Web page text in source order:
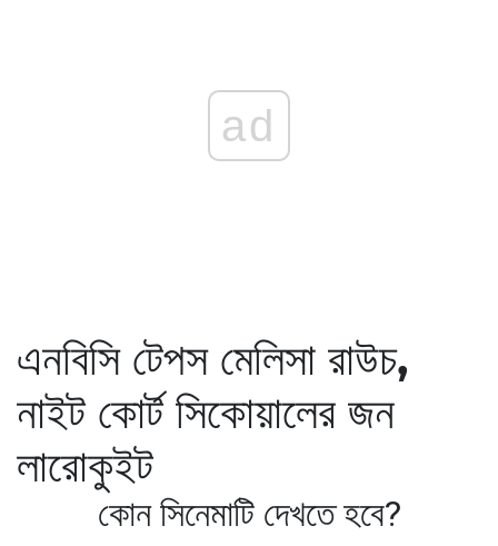
ad
এনবিসি টেপস মেলিসা রাউচ,
নাইট কোর্ট সিকোয়ালের জন
লারোকুইট
কোন সিনেমাটি দেখতে হবে?